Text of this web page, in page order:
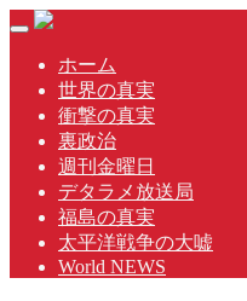
Skip
content
Toggle
navigationホーム
世界の真実
衝撃の真実
裏政治
週刊金曜日
デタラメ放送局
福島の真実
太平洋戦争の大嘘
World NEWS